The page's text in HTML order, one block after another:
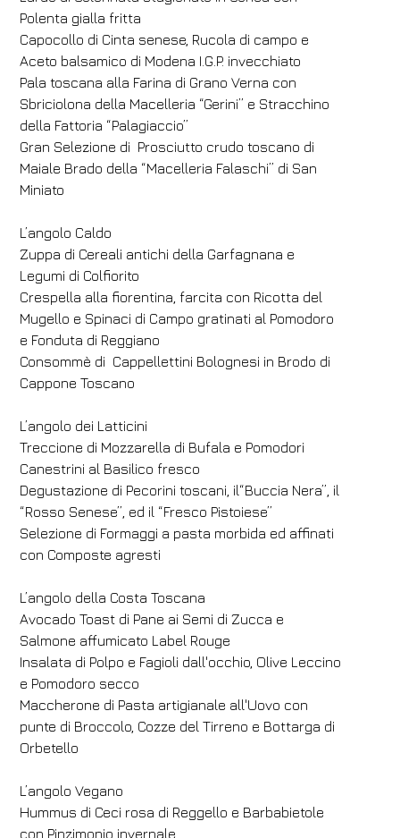
Polenta gialla fritta
Capocollo di Cinta senese, Rucola di campo e
Aceto balsamico di Modena I.G.P. invecchiato
Pala toscana alla Farina di Grano Verna con
Sbriciolona della Macelleria “Gerini” e Stracchino
della Fattoria “Palagiaccio”
Gran Selezione di Prosciutto crudo toscano di
Maiale Brado della “Macelleria Falaschi” di San
Miniato
L’angolo Caldo
Zuppa di Cereali antichi della Garfagnana e
Legumi di Colfiorito
Crespella alla fiorentina, farcita con Ricotta del
Mugello e Spinaci di Campo gratinati al Pomodoro
e Fonduta di Reggiano
Consommè di Cappellettini Bolognesi in Brodo di
Cappone Toscano
L’angolo dei Latticini
Treccione di Mozzarella di Bufala e Pomodori
Canestrini al Basilico fresco
Degustazione di Pecorini toscani, il“Buccia Nera”, il
“Rosso Senese”, ed il “Fresco Pistoiese”
Selezione di Formaggi a pasta morbida ed affinati
con Composte agresti
L’angolo della Costa Toscana
Avocado Toast di Pane ai Semi di Zucca e
Salmone affumicato Label Rouge
Insalata di Polpo e Fagioli dall'occhio, Olive Leccino
e Pomodoro secco
Maccherone di Pasta artigianale all'Uovo con
punte di Broccolo, Cozze del Tirreno e Bottarga di
Orbetello
L’angolo Vegano
Hummus di Ceci rosa di Reggello e Barbabietole
con Pinzimonio invernale